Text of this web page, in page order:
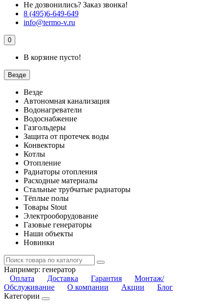
Не дозвонились? Заказ звонка!
8 (495)6-649-649
info@termo-v.ru
0
В корзине пусто!
Везде
Везде
Автономная канализация
Водонагреватели
Водоснабжение
Газгольдеры
Защита от протечек воды
Конвекторы
Котлы
Отопление
Радиаторы отопления
Расходные материалы
Стальные трубчатые радиаторы
Тёплые полы
Товары Stout
Электрооборудование
Газовые генераторы
Наши объекты
Новинки
Например: генератор
Оплата
Доставка Гарантия
Монтаж/
Обслуживание
О компании Акции
Блог
Категории